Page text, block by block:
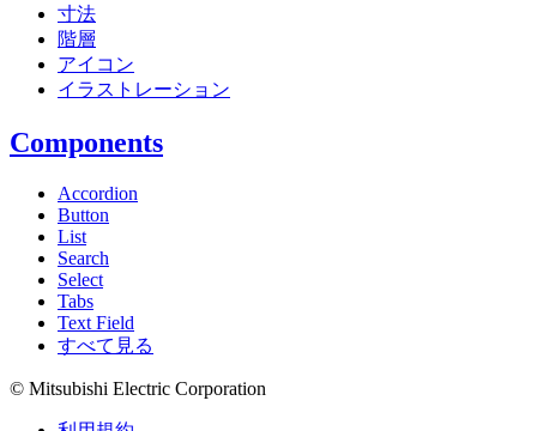
寸法
階層
アイコン
イラストレーション
Components
Accordion
Button
List
Search
Select
Tabs
Text Field
すべて見る
© Mitsubishi Electric Corporation